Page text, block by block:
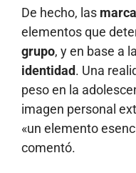
De hecho, las
elementos que
grupo, y en base a
identidad. Una
peso en la
imagen personal
«un elemento
comentó.